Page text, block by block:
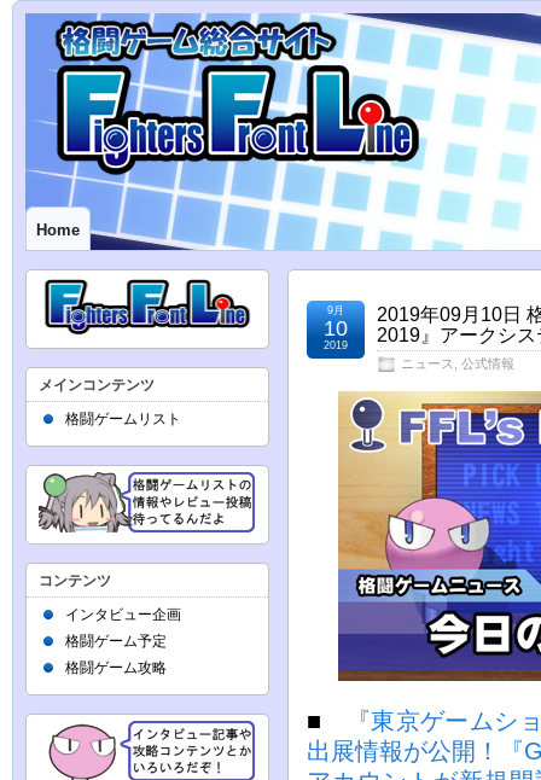
Home
2019年09月10日
2019』アークシ
ニュース 公式情報
9月
10
2019
■
『東京ゲームシ
出展情報が公開！『
メインコンテンツ
格闘ゲームリスト
コンテンツ
インタビュー企画
格闘ゲーム予定
格闘ゲーム攻略